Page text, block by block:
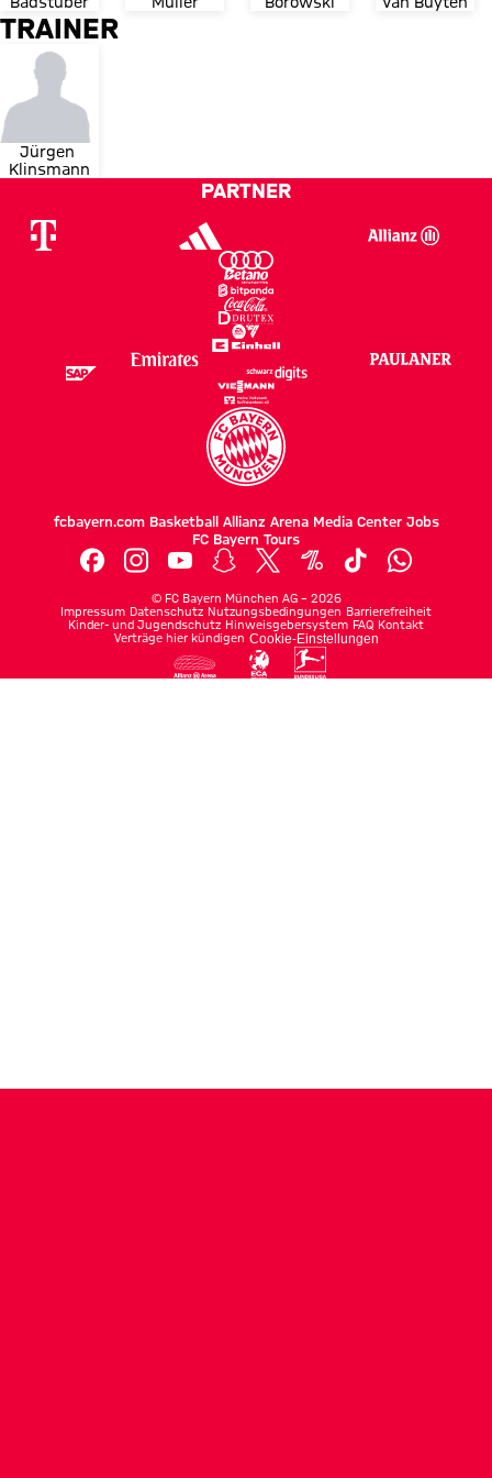
TRAINER
Jürgen
Klinsmann
PARTNER
fcbayern.com Basketball Allianz Arena Media Center Jobs
FC Bayern Tours
© FC Bayern München AG – 2026
Impressum Datenschutz Nutzungsbedingungen Barrierefreiheit
Kinder- und Jugendschutz Hinweisgebersystem FAQ Kontakt
Verträge hier kündigen Cookie-Einstellungen